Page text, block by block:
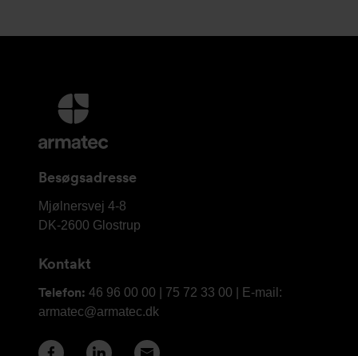
Yderligere
information
og
Besøgsadresse
Armatec
A/S
Mjølnersvej 4-8
DK-2600 Glostrup
Kontakt
Telefon: 46 96 00 00 | 75 72 33 00 | E-mail:
armatec@armatec.dk